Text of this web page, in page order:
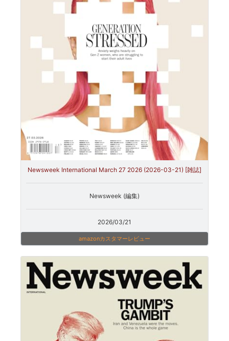
Newsweek International March 27 2026 (2026-03-21) [雑誌]
Newsweek (編集)
2026/03/21
amazonカスタマーレビュー